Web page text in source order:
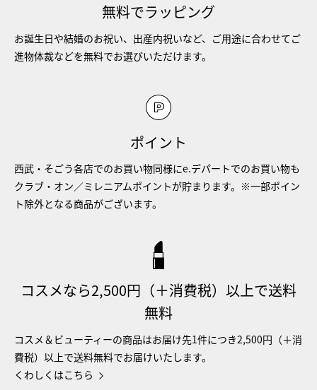
無料でラッピング
お誕生日や結婚のお祝い、出産内祝いなど、ご用途に合わせてご
進物体裁などを無料でお選びいただけます。
ポイント
西武・そごう各店でのお買い物同様にe.デパートでのお買い物も
クラブ・オン／ミレニアムポイントが貯まります。※一部ポイン
ト除外となる商品がございます。
コスメなら2,500円（＋消費税）以上で送料
無料
コスメ＆ビューティーの商品はお届け先1件につき2,500円（＋消
費税）以上で送料無料でお届けいたします。
くわしくはこちら